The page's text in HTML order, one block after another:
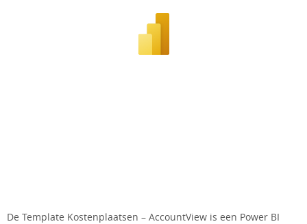
De Template Kostenplaatsen – AccountView is een Power BI